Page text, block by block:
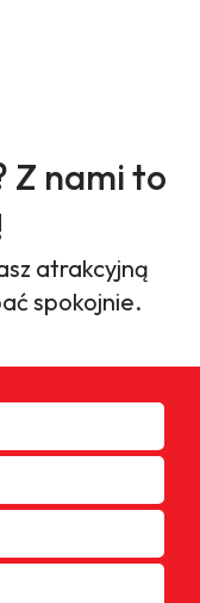
Z nami to
atrakcyjną
spokojnie.